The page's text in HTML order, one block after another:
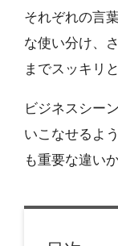
それぞれの言
な使い分け、
までスッキリ
ビジネスシー
いこなせるよ
も重要な違い